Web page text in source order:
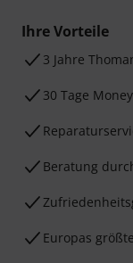
Ihre Vorteile
3 Jahre
30 Tage
Beratung
Europas